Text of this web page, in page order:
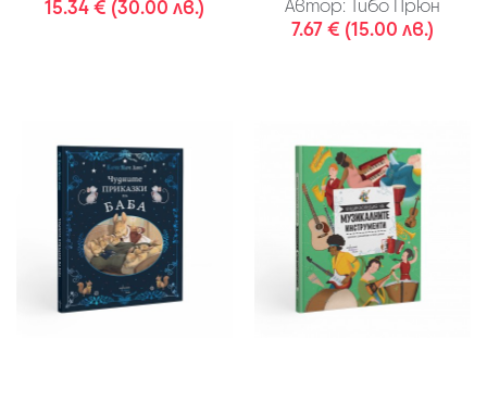
15.34 € (30.00 лв.) Автор: Тибо Прюн
7.67 € (15.00 лв.)